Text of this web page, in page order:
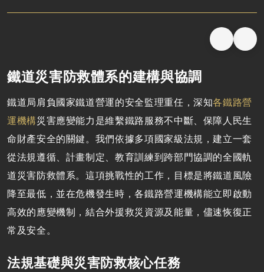
釋出維修商機
隧道工程
邊坡工程
車站工程
號誌系統
維修基地
氣候變遷調適
鐵道工程BIM作業指引
高鐵彰雲嘉地層下陷監測與分析評估
鐵道車站概念設計指引
鐵道局PAS 2080碳管理程序書
鐵道工程減碳參考指引
鐵道災害防救體系的建構與協調
鐵道局肩負國家鐵道營運的安全監理重任，深知各鐵路營
運機構災害應變能力是維繫鐵路服務不中斷、保障人民生
命財產安全的關鍵。我們依據多項國家級法規，建立一套
從法規遵循、計畫制定、教育訓練到跨部門協調的全國軌
道災害防救體系。這項挑戰性的工作，目標是將鐵道風險
降至最低，並在危機發生時，各鐵路營運機構能立即啟動
高效的應變機制，結合外援救災資源及能量，儘速恢復正
常及安全。
法規基礎與災害防救核心任務